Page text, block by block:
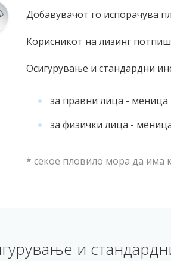
Добавувачот го испорачува
Корисникот на лизинг
Осигурување и стандардни
за правни лица - меница
за физички лица -
* секое пловило мора да има
и